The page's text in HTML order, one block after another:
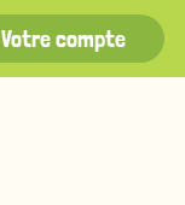
Votre compte